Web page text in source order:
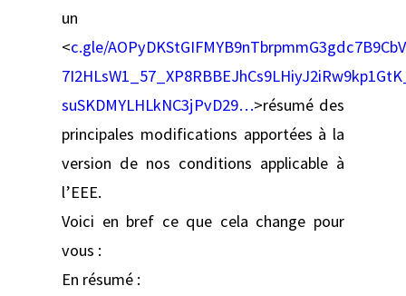
un
<c.gle/
suSKDMYLHLkNC3jPvD29…>résumé des
principales modifications apportées à la
version de nos conditions applicable à
l’EEE.
Voici en bref ce que cela change pour
vous :
En résumé :